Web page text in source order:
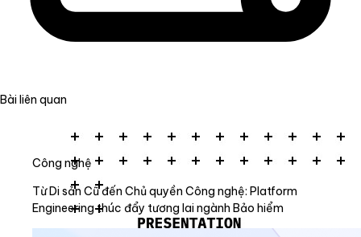
Bài liên quan
Công nghệ
Từ Di sản Cũ đến Chủ quyền Công nghệ: Platform
Engineering thúc đẩy tương lai ngành Bảo hiểm